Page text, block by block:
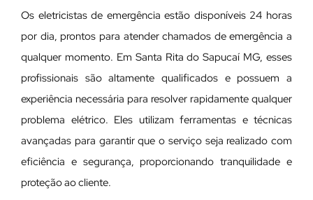
Os eletricistas de emergência estão disponíveis 24 horas
por dia, prontos para atender chamados de emergência a
qualquer momento. Em Santa Rita do Sapucaí MG, esses
profissionais são altamente qualificados e possuem a
experiência necessária para resolver rapidamente qualquer
problema elétrico. Eles utilizam ferramentas e técnicas
avançadas para garantir que o serviço seja realizado com
eficiência e segurança, proporcionando tranquilidade e
proteção ao cliente.